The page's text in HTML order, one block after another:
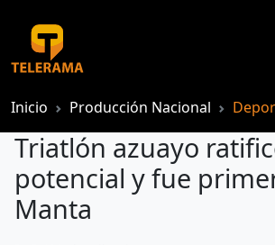
Inicio Producción Nacional
Triatlón azuayo
potencial y fue
Manta